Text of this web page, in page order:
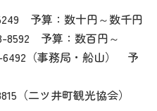
予算：数十円～数千円
8592 予算：数百円～
（事務局・船山） 予
（二ツ井町観光協会）